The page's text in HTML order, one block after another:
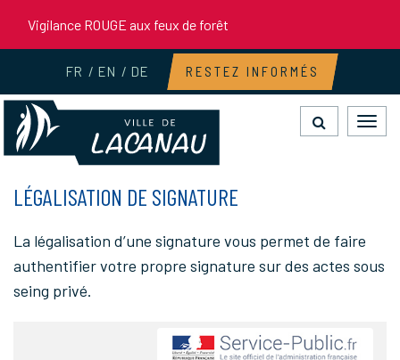
Vigilance ROUGE aux feux de forêt
FR EN DE RESTEZ INFORMÉS
LÉGALISATION DE SIGNATURE
La légalisation d’une signature vous permet de faire
authentifier votre propre signature sur des actes sous
seing privé.